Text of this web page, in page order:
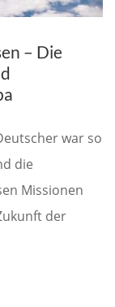
– Die
war so
die
Missionen
der